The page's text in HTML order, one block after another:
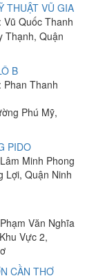
THUẬT VŨ GIA
Quốc Thanh
Thạnh, Quận
B
Thanh
Phú Mỹ,
PIDO
Minh Phong
Lợi, Quận Ninh
Văn Nghĩa
Vực 2,
CẦN THƠ